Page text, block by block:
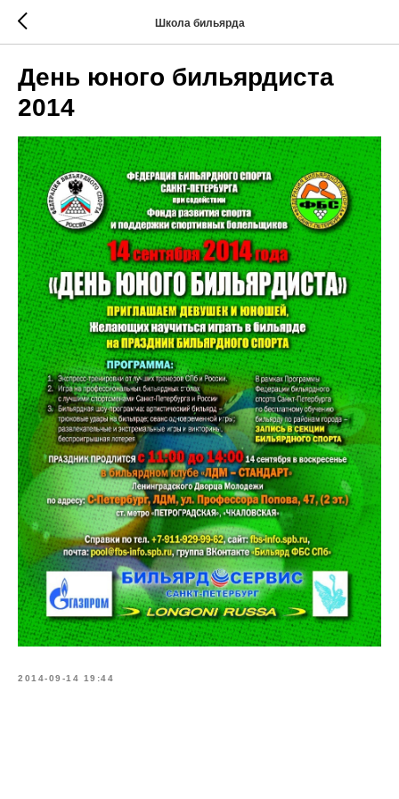
Школа бильярда
День юного бильярдиста
2014
2014-09-14 19:44